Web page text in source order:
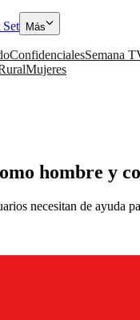
Set Más
ConfidencialesSemana
Mujeres
hombre y
necesitan de ayuda